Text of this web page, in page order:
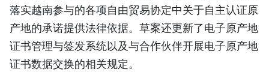
ESPAÑOL
落实越南参与的各项自由贸易协定中关于自主认证原
产地的承诺提供法律依据。草案还更新了电子原产地
证书管理与签发系统以及与合作伙伴开展电子原产地
证书数据交换的相关规定。